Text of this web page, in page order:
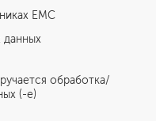
EMC
данных
обработка/
(-е)